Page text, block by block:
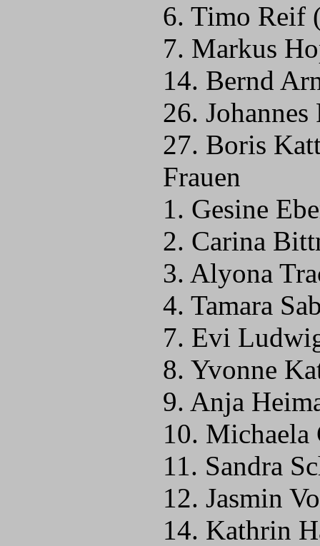
6. Timo Reif
7. Markus
14. Bernd
26.
27. Boris
Frauen
1. Gesine
2. Carina
3. Alyona
4. Tamara
7. Evi
8. Yvonne
9. Anja
10.
11. Sandra
12. Jasmin
14. Kathrin